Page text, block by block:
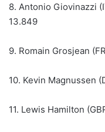
8. Antonio Giovinazzi
13.849
9. Romain Grosjean
10. Kevin Magnussen
11. Lewis Hamilton